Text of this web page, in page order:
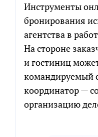
Инструменты
бронирования
агентства в
На стороне
и гостиниц
командируемый
координатор —
организацию